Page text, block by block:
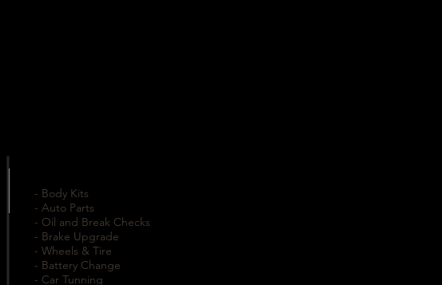
- Body Kits
- Auto Parts
- Oil and Break Checks
- Brake Upgrade
- Wheels & Tire
- Battery Change
- Car Tunning